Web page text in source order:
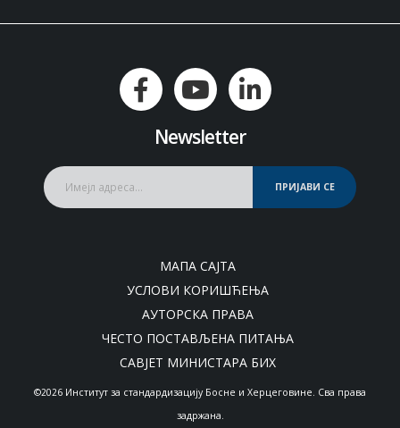
Newsletter
ПРИЈАВИ СЕ
МАПА САЈТА
УСЛОВИ КОРИШЋЕЊА
АУТОРСКА ПРАВА
ЧЕСТО ПОСТАВЉЕНА ПИТАЊА
САВЈЕТ МИНИСТАРА БИХ
©2026 Институт за стандардизацију Босне и Херцеговине. Сва права
задржана.